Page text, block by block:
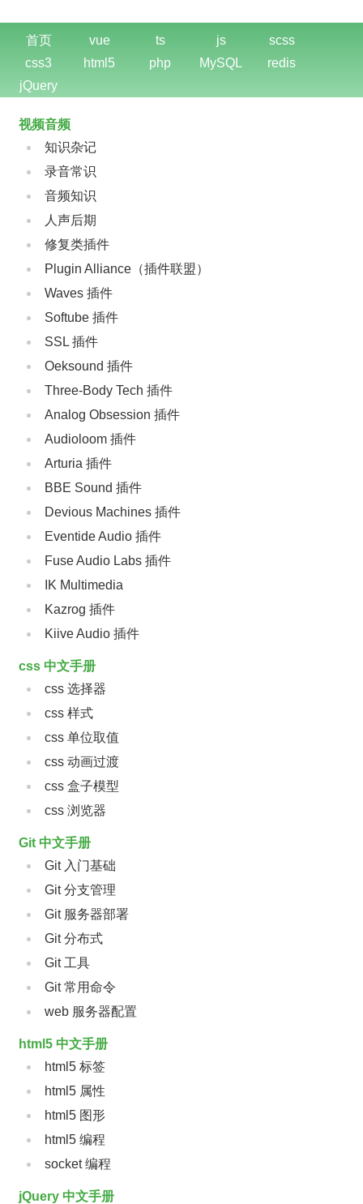
首页 vue ts js
scss
css3
html5 php MySQL
redis
jQuery
视频音频
知识杂记
录音常识
音频知识
人声后期
修复类插件
Plugin Alliance（插件联盟）
Waves 插件
Softube 插件
SSL 插件
Oeksound 插件
Three-Body Tech 插件
Analog Obsession 插件
Audioloom 插件
Arturia 插件
BBE Sound 插件
Devious Machines 插件
Eventide Audio 插件
Fuse Audio Labs 插件
IK Multimedia
Kazrog 插件
Kiive Audio 插件
css 中文手册
css 选择器
css 样式
css 单位取值
css 动画过渡
css 盒子模型
css 浏览器
Git 中文手册
Git 入门基础
Git 分支管理
Git 服务器部署
Git 分布式
Git 工具
Git 常用命令
web 服务器配置
html5 中文手册
html5 标签
html5 属性
html5 图形
html5 编程
socket 编程
jQuery 中文手册